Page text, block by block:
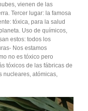
vienen de las
Tercer lugar: la famosa
tóxica, para la salud
Uso de químicos,
estos: todos los
Nos estamos
no es tóxico pero
tóxicos de las fábricas de
nucleares, atómicas,